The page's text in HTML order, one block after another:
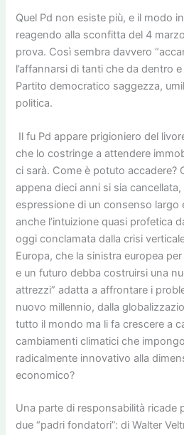
Quel Pd non esiste più, e il modo
reagendo alla sconfitta del 4
prova. Così sembra davvero
l’affannarsi di tanti che da dentro
Partito democratico saggezza,
politica.
Il fu Pd appare prigioniero del
che lo costringe a attendere
ci sarà. Come è potuto accadere?
appena dieci anni si sia
espressione di un consenso largo
anche l’intuizione quasi profetica
oggi conclamata dalla crisi
Europa, che la sinistra europea
e un futuro debba costruirsi una
attrezzi” adatta a affrontare i
nuovo millennio, dalla
tutto il mondo ma li fa crescere a
cambiamenti climatici che
radicalmente innovativo alla
economico?
Una parte di responsabilità ricade
due “padri fondatori”: di Walter